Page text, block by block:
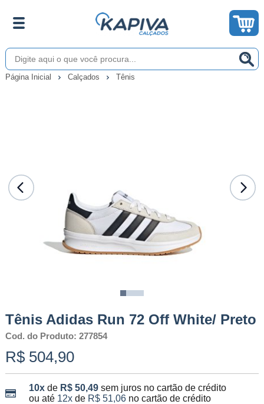
Página Inicial Calçados Tênis
Tênis Adidas Run 72 Off White/ Preto
Cod. do Produto: 277854
R$ 504,90
10xde R$ 50,49 sem juros no cartão de crédito
ou até 12xde R$ 51,06no cartão de crédito